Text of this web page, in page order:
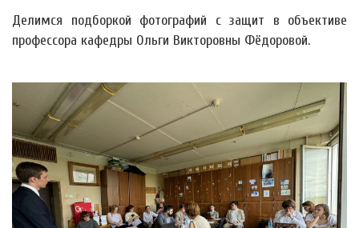
Делимся подборкой фотографий с защит в объективе
профессора кафедры Ольги Викторовны Фёдоровой.